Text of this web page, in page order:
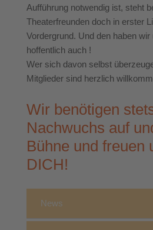
Aufführung notwendig ist, steht
Theaterfreunden doch in erster
Vordergrund. Und den haben
hoffentlich auch !
Wer sich davon selbst
Mitglieder sind herzlich
Wir benötigen
Nachwuchs auf
Bühne und freuen
DICH!
News